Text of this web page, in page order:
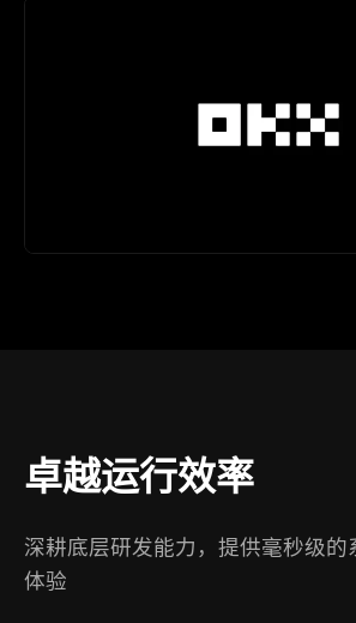
卓越运行效率
深耕底层研发能力，提供毫秒级的
体验